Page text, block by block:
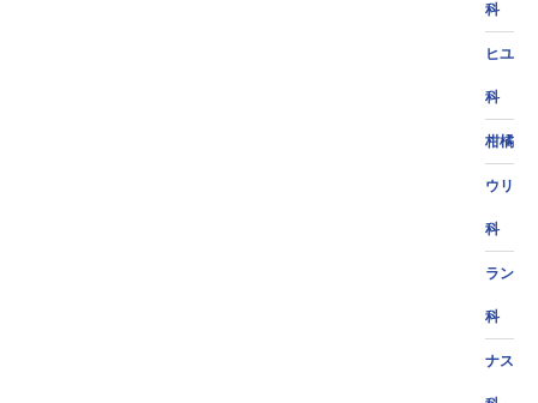
科
ヒユ
科
柑橘
ウリ
科
ラン
科
ナス